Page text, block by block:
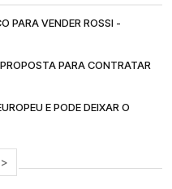
PARA VENDER ROSSI -
PARA CONTRATAR
E PODE DEIXAR O
>